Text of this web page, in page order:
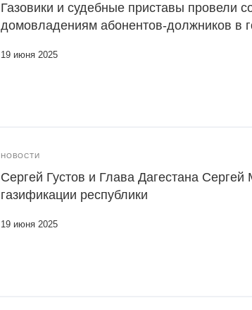
Газовики и судебные приставы провели
домовладениям абонентов-должников в
19 июня 2025
НОВОСТИ
Сергей Густов и Глава Дагестана
газификации республики
19 июня 2025